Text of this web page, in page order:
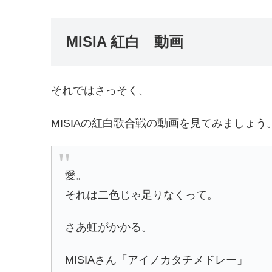
MISIA 紅白 動画
それではさっそく、
MISIAの紅白歌合戦の動画を見てみましょう
愛。
それは二色じゃ足りなくって。
さあ虹がかかる。
MISIAさん「アイノカタチメドレー」